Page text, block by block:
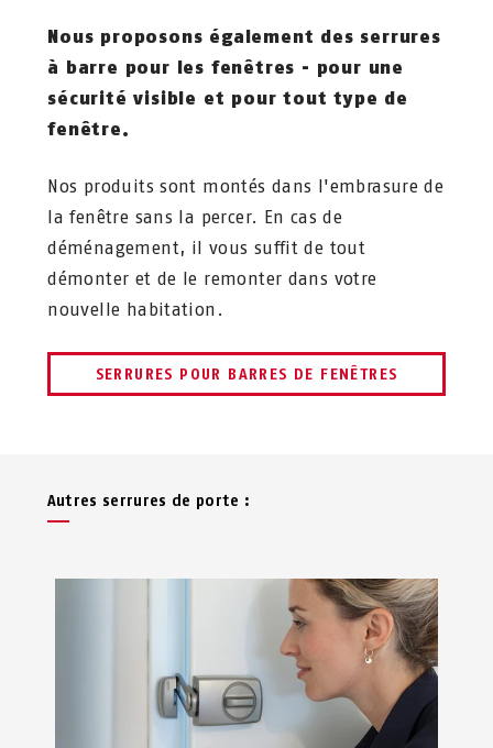
Nous proposons également des serrures
à barre pour les fenêtres - pour une
sécurité visible et pour tout type de
fenêtre.
Nos produits sont montés dans l'embrasure de
la fenêtre sans la percer. En cas de
déménagement, il vous suffit de tout
démonter et de le remonter dans votre
nouvelle habitation.
SERRURES POUR BARRES DE FENÊTRES
Autres serrures de porte :